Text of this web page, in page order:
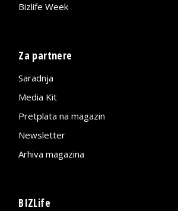
Bizlife Week
Za partnere
Saradnja
Media Kit
Pretplata na magazin
Newsletter
Arhiva magazina
BIZLife